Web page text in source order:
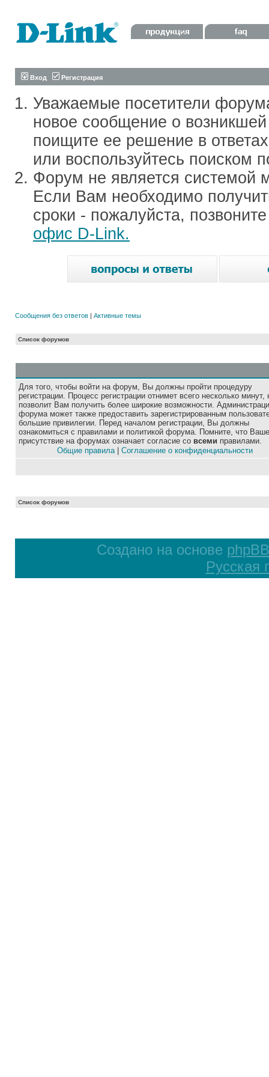
Вход Регистрация
Уважаемые посетители
новое сообщение о
поищите ее решение в
или воспользуйтесь поиском
Форум не является системой
Если Вам необходимо
сроки - пожалуйста,
офис D-Link.
Сообщения без ответов | Активные темы
Список форумов
Для того, чтобы войти на форум, Вы должны пройти процедуру
регистрации. Процесс регистрации отнимет всего несколько минут,
позволит Вам получить более широкие возможности.
форума может также предоставить зарегистрированным
большие привилегии. Перед началом регистрации, Вы должны
ознакомиться с правилами и политикой форума. Помните, что Ваше
присутствие на форумах означает согласие со всеми правилами.
Общие правила| Соглашение о конфиденциальности
Список форумов
Создано на основе phpBB
Русская